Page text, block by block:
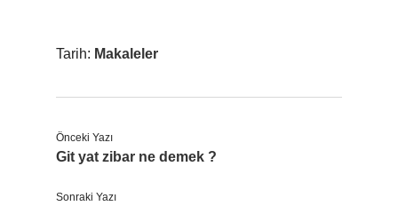
Tarih: Makaleler
Önceki Yazı
Git yat zibar ne demek ?
Sonraki Yazı